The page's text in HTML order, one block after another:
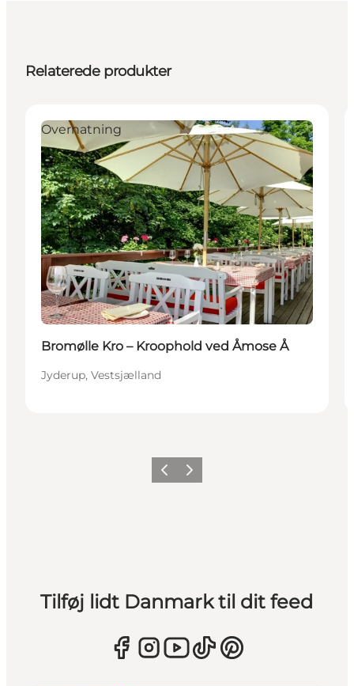
Relaterede produkter
Overnatning
Bromølle Kro – Kroophold ved Åmose Å
Jyderup, Vestsjælland
ForrigeNæste
Tilføj lidt Danmark til dit feed